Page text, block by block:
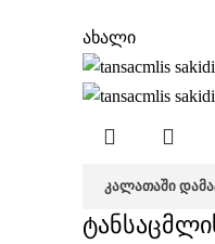
ახალი
ᲙᲐᲚᲐᲗᲐᲨᲘ